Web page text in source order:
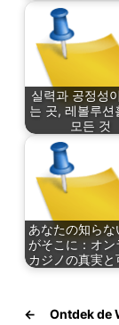
실력과 공정성
는 곳, 레볼루션
모든 것
あなたの知らな
がそこに：オン
カジノの真実と
←
Ontdek de